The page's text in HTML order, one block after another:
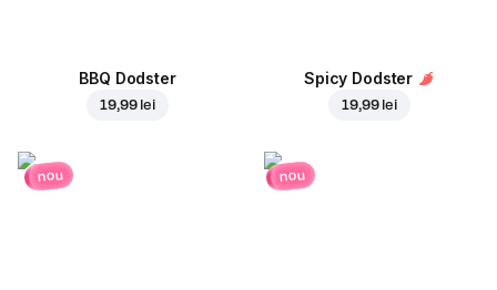
BBQ Dodster
19,99 lei
Spicy Dodster
19,99 lei
nou nou